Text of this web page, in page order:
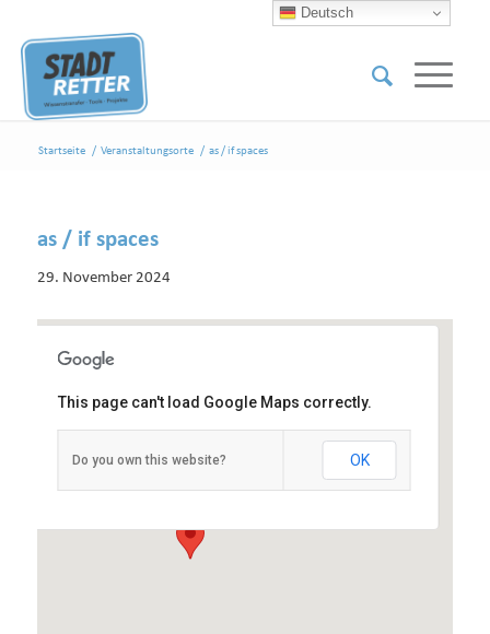
Startseite / Veranstaltungsorte / as / if spaces
as / if spaces
29. November 2024
as / if spaces
Sechzigstraße 45 - 50733 Köln
This page can't load Google Maps correctly.
Do you own this website? OK
Deutsch